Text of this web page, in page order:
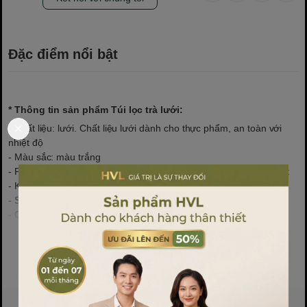
Đặc điểm nổi bật
* Thông tin sản phẩm Túi lọc trà lưới:
- Chất liệu: lưới. Chất liệu lưới dành cho thực phẩm, an toàn với
nhiệt độ
- Màu sắc: màu trắng
- Phân loại: Không dây buộc, quý khách dùng kèm máy hàn nhiệt
- Kích thước: nhiều kích thước
- Số lượng: 100 túi/sp
- Công dụng: Đựng được nhiều thứ như thuốc xông, thuốc ngâm
chân, nấu nước gội đầu, đựng thuốc bắc, lọc gia vị nồi lẩu, túi lọc
cafe, túi lọc đa năng, bột matcha túi lọc...
* Đặc điểm sản phẩm Túi lọc trà lưới:
Xem thêm